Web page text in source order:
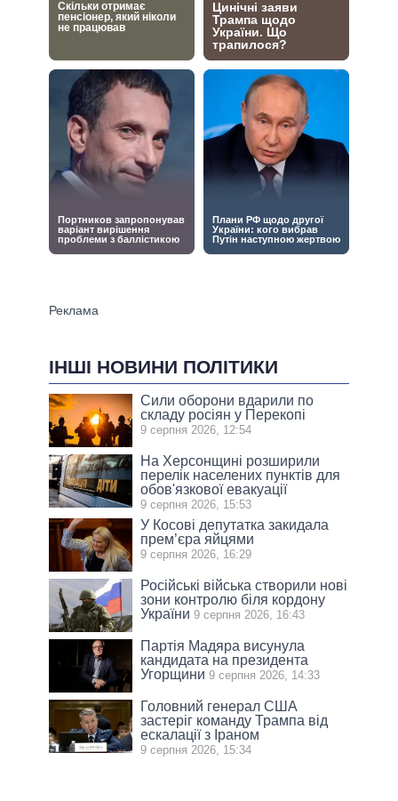
ІНШІ НОВИНИ ПОЛІТИКИ
Сили оборони вдарили по
складу росіян у Перекопі
9 серпня 2026, 12:54
На Херсонщині розширили
перелік населених пунктів для
обов'язкової евакуації
9 серпня 2026, 15:53
У Косові депутатка закидала
прем’єра яйцями
9 серпня 2026, 16:29
Російські війська створили нові
зони контролю біля кордону
України 9 серпня 2026, 16:43
Партія Мадяра висунула
кандидата на президента
Угорщини 9 серпня 2026, 14:33
Головний генерал США
застеріг команду Трампа від
ескалації з Іраном
9 серпня 2026, 15:34